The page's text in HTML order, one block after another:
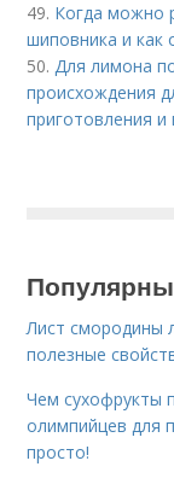
49. Когда можно
шиповника и как
50.Для лимона
происхождения
приготовления и
Лист смородины
полезные
Чем сухофрукты
олимпийцев для
просто!